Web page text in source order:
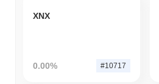
XNX
0.00% #10717